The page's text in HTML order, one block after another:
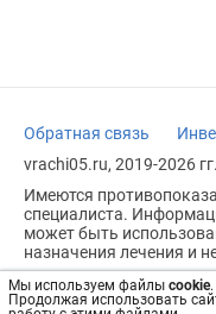
Мы используем файлы cookie.
Продолжая использовать
Обратная связь
vrachi05.ru, 2019-2026 гг.
Имеются
специалиста.
может быть
назначения лечения и
Возрастное